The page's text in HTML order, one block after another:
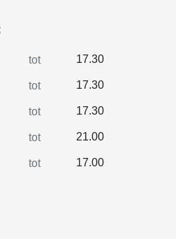
tot 17.30
tot 17.30
tot 17.30
tot 21.00
tot 17.00